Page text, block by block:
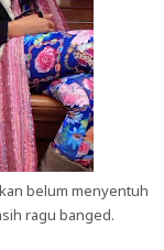
belum menyentuh
ragu banged.